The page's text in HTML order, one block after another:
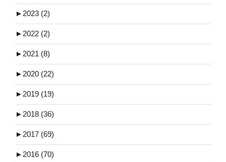
► 2023 (2)
► 2022 (2)
► 2021 (8)
► 2020 (22)
► 2019 (19)
► 2018 (36)
► 2017 (69)
► 2016 (70)